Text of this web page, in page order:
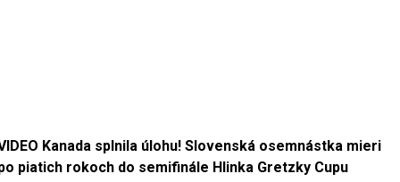
Kanada splnila úlohu! Slovenská osemnástka mieri
piatich rokoch do semifinále Hlinka Gretzky Cupu